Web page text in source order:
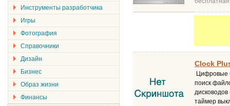
Clock
Цифровые
поиск
таймер
Инструменты разработчика
Игры
Фотография
Справочники
Дизайн
Бизнес
Образ жизни
Финансы